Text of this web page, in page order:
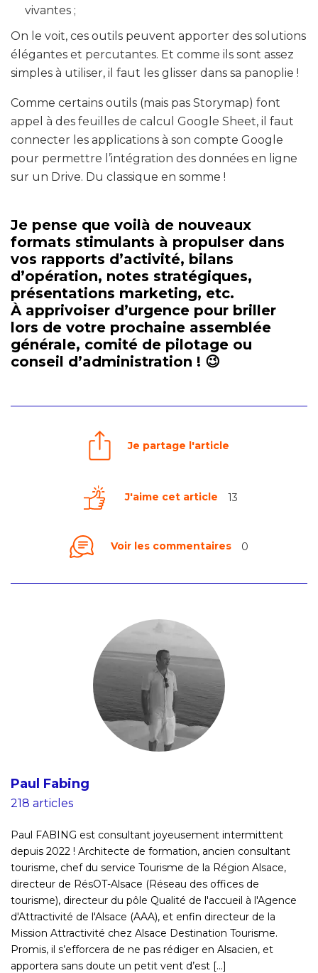
vivantes ;
On le voit, ces outils peuvent apporter des solutions
élégantes et percutantes. Et comme ils sont assez
simples à utiliser, il faut les glisser dans sa panoplie !
Comme certains outils (mais pas Storymap) font
appel à des feuilles de calcul Google Sheet, il faut
connecter les applications à son compte Google
pour permettre l’intégration des données en ligne
sur un Drive. Du classique en somme !
Je pense que voilà de nouveaux
formats stimulants à propulser dans
vos rapports d’activité, bilans
d’opération, notes stratégiques,
présentations marketing, etc.
À apprivoiser d’urgence pour briller
lors de votre prochaine assemblée
générale, comité de pilotage ou
conseil d’administration ! 😉
Je partage l'article
J'aime cet article 13
Voir les commentaires 0
Paul Fabing
218 articles
Paul FABING est consultant joyeusement intermittent
depuis 2022 ! Architecte de formation, ancien consultant
tourisme, chef du service Tourisme de la Région Alsace,
directeur de RésOT-Alsace (Réseau des offices de
tourisme), directeur du pôle Qualité de l'accueil à l'Agence
d'Attractivité de l'Alsace (AAA), et enfin directeur de la
Mission Attractivité chez Alsace Destination Tourisme.
Promis, il s’efforcera de ne pas rédiger en Alsacien, et
apportera sans doute un petit vent d’est [...]